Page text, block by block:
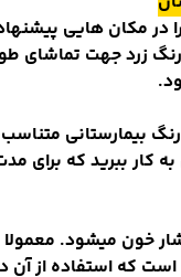
در مکان هایی
زرد جهت تماشای
.
بیمارستانی
به کار ببرید که
خون میشود.
که استفاده از آن